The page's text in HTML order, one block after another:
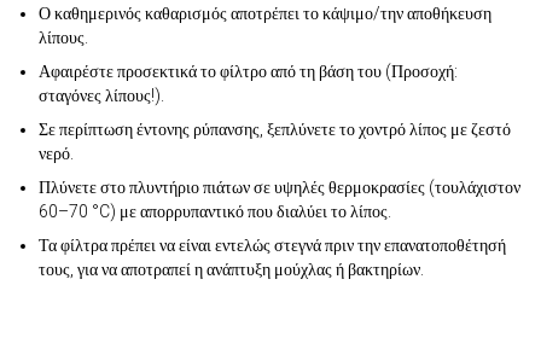
Ο καθημερινός καθαρισμός αποτρέπει το κάψιμο/την αποθήκευση
λίπους.
Αφαιρέστε προσεκτικά το φίλτρο από τη βάση του (Προσοχή:
σταγόνες λίπους!).
Σε περίπτωση έντονης ρύπανσης, ξεπλύνετε το χοντρό λίπος με ζεστό
νερό.
Πλύνετε στο πλυντήριο πιάτων σε υψηλές θερμοκρασίες (τουλάχιστον
60–70 °C) με απορρυπαντικό που διαλύει το λίπος.
Τα φίλτρα πρέπει να είναι εντελώς στεγνά πριν την επανατοποθέτησή
τους, για να αποτραπεί η ανάπτυξη μούχλας ή βακτηρίων.